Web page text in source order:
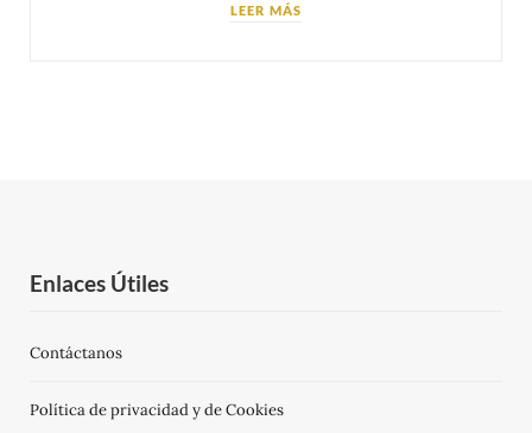
LEER MÁS
Enlaces Útiles
Contáctanos
Política de privacidad y de Cookies